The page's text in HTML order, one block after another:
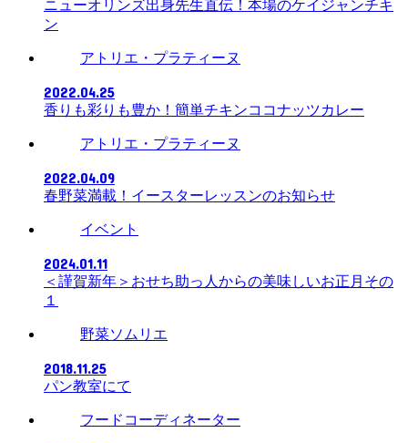
ニューオリンズ出身先生直伝！本場のケイジャンチキ
ン
アトリエ・プラティーヌ
2022.04.25
香りも彩りも豊か！簡単チキンココナッツカレー
アトリエ・プラティーヌ
2022.04.09
春野菜満載！イースターレッスンのお知らせ
イベント
2024.01.11
＜謹賀新年＞おせち助っ人からの美味しいお正月その
１
野菜ソムリエ
2018.11.25
パン教室にて
フードコーディネーター